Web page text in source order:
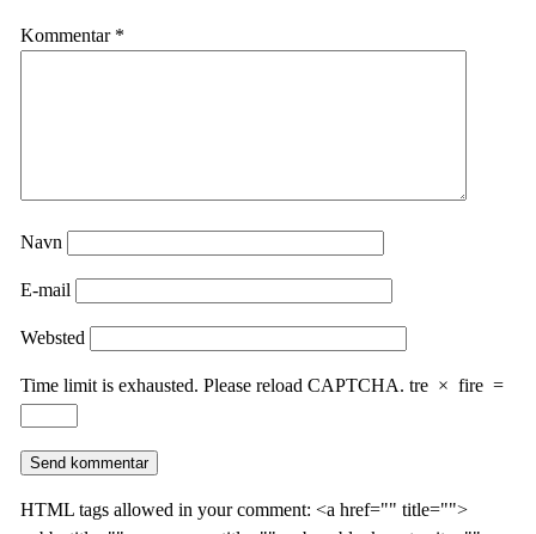
Kommentar *
Navn
E-mail
Websted
Time limit is exhausted. Please reload CAPTCHA. tre × fire =
HTML tags allowed in your comment: <a href="" title="">